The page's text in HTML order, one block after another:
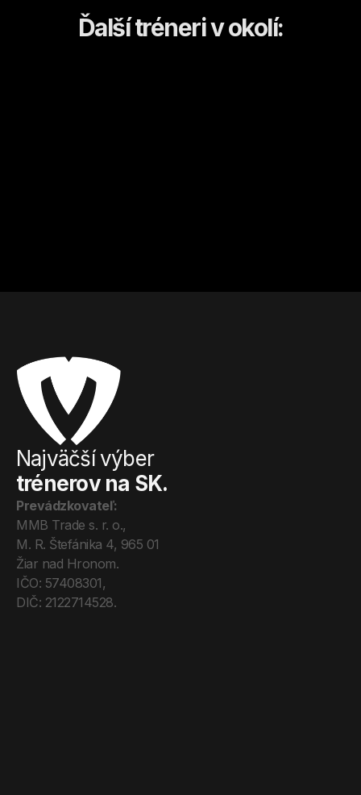
Ďalší tréneri v okolí:
Najväčší výber
trénerov na SK.
Prevádzkovateľ:
MMB Trade s. r. o.,
M. R. Štefánika 4, 965 01
Žiar nad Hronom.
IČO: 57408301,
DIČ: 2122714528.